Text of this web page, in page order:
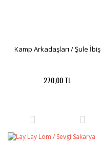
Kamp Arkadaşları / Şule İbiş
270,00 TL